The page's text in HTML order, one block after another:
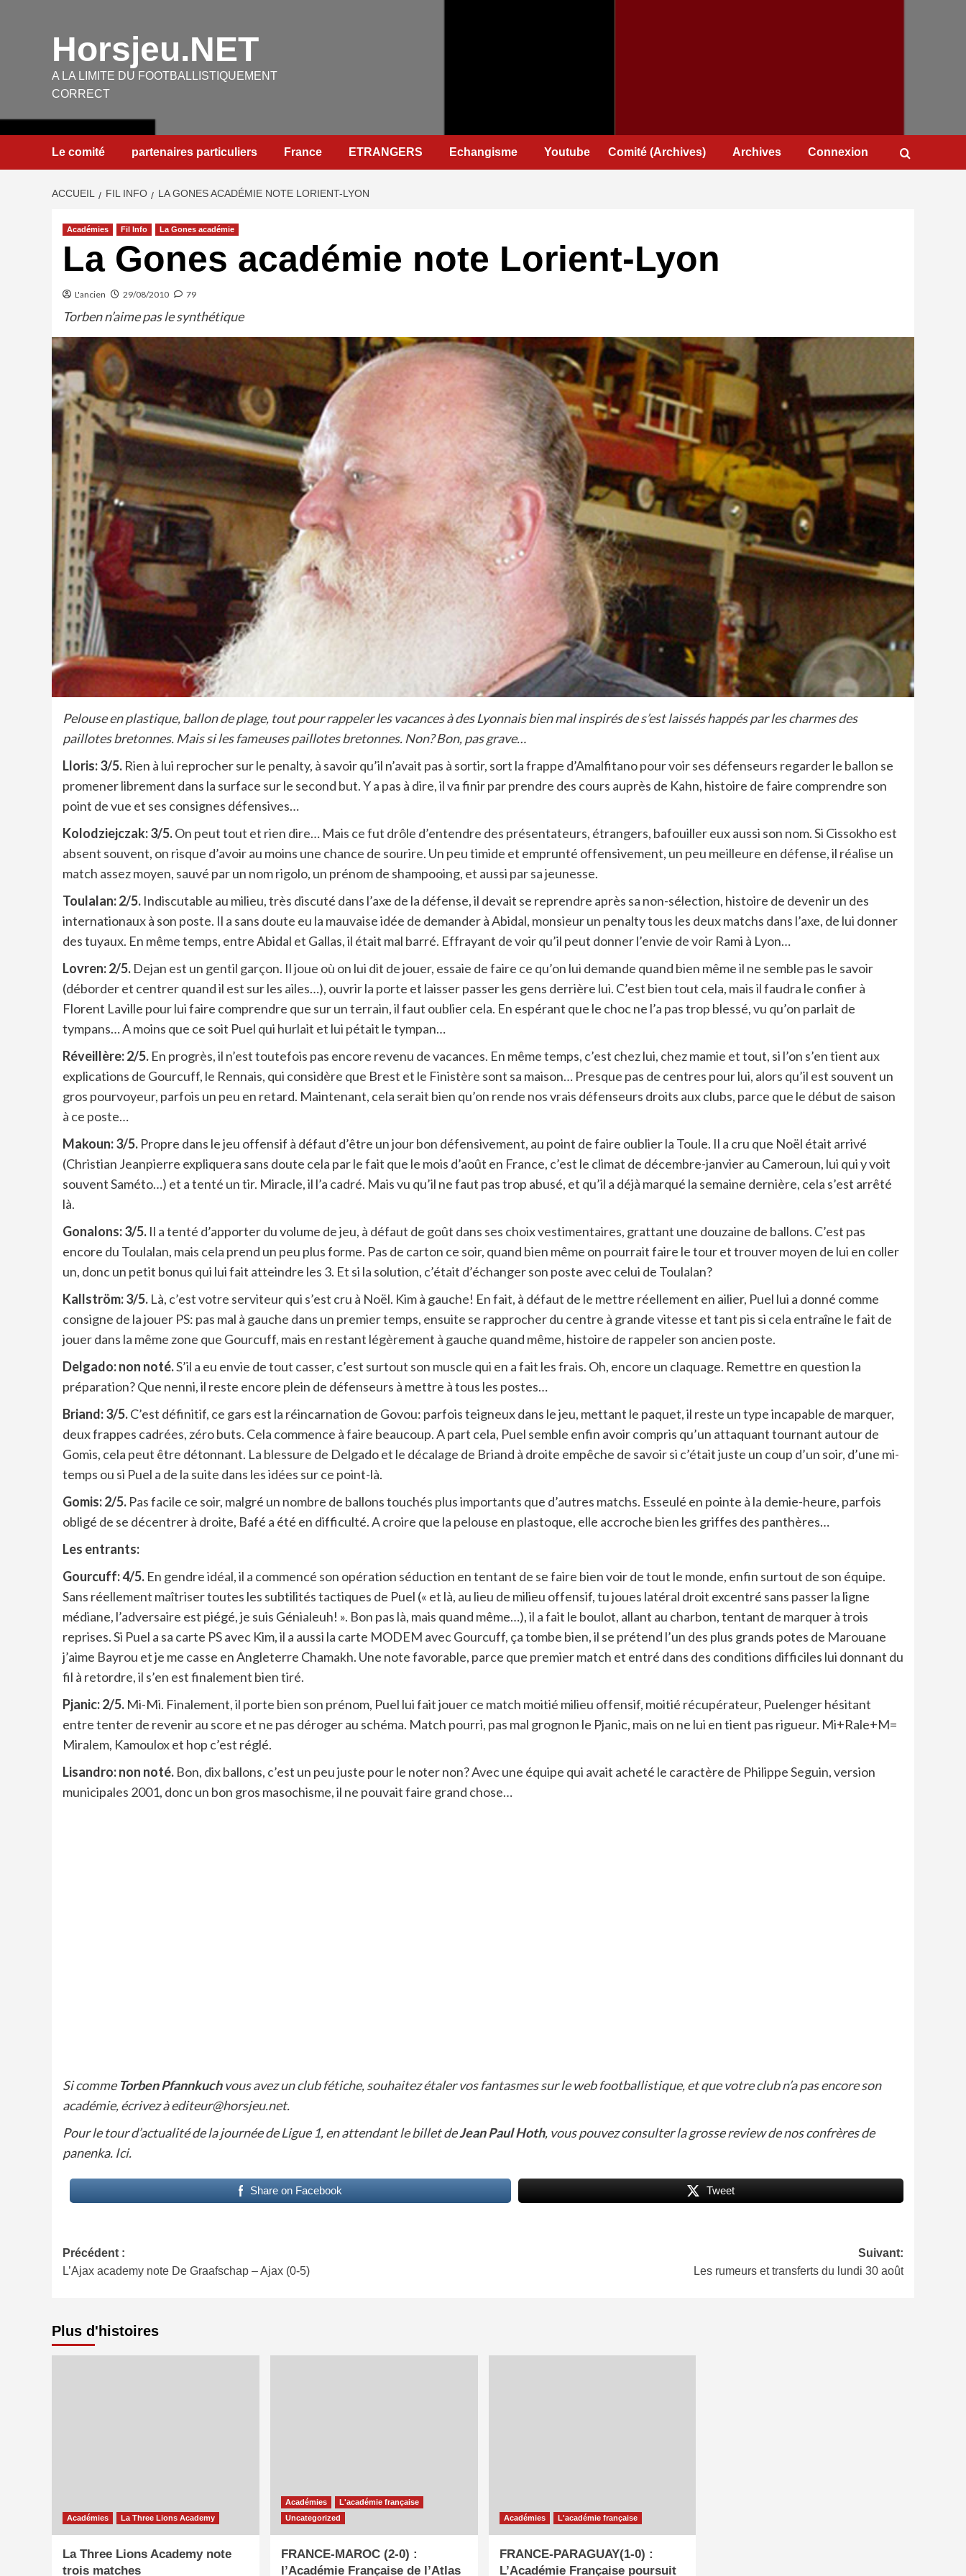
Horsjeu.NET
A LA LIMITE DU FOOTBALLISTIQUEMENT
CORRECT
Le comité partenaires particuliers France ETRANGERS Echangisme Youtube Comité (Archives) Archives Connexion
ACCUEIL FIL INFO LA GONES ACADÉMIE NOTE LORIENT-LYON
Académies Fil Info La Gones académie
La Gones académie note Lorient-Lyon
L'ancien 29/08/2010 79
Torben n’aime pas le synthétique
Pelouse en plastique, ballon de plage, tout pour rappeler les vacances à des Lyonnais bien mal inspirés de s’est laissés happés par les charmes des
paillotes bretonnes. Mais si les fameuses paillotes bretonnes. Non? Bon, pas grave…
Lloris: 3/5. Rien à lui reprocher sur le penalty, à savoir qu’il n’avait pas à sortir, sort la frappe d’Amalfitano pour voir ses défenseurs regarder le ballon se
promener librement dans la surface sur le second but. Y a pas à dire, il va finir par prendre des cours auprès de Kahn, histoire de faire comprendre son
point de vue et ses consignes défensives…
Kolodziejczak: 3/5.On peut tout et rien dire… Mais ce fut drôle d’entendre des présentateurs, étrangers, bafouiller eux aussi son nom. Si Cissokho est
absent souvent, on risque d’avoir au moins une chance de sourire. Un peu timide et emprunté offensivement, un peu meilleure en défense, il réalise un
match assez moyen, sauvé par un nom rigolo, un prénom de shampooing, et aussi par sa jeunesse.
Toulalan: 2/5. Indiscutable au milieu, très discuté dans l’axe de la défense, il devait se reprendre après sa non-sélection, histoire de devenir un des
internationaux à son poste. Il a sans doute eu la mauvaise idée de demander à Abidal, monsieur un penalty tous les deux matchs dans l’axe, de lui donner
des tuyaux. En même temps, entre Abidal et Gallas, il était mal barré. Effrayant de voir qu’il peut donner l’envie de voir Rami à Lyon…
Lovren: 2/5. Dejan est un gentil garçon. Il joue où on lui dit de jouer, essaie de faire ce qu’on lui demande quand bien même il ne semble pas le savoir
(déborder et centrer quand il est sur les ailes…), ouvrir la porte et laisser passer les gens derrière lui. C’est bien tout cela, mais il faudra le confier à
Florent Laville pour lui faire comprendre que sur un terrain, il faut oublier cela. En espérant que le choc ne l’a pas trop blessé, vu qu’on parlait de
tympans… A moins que ce soit Puel qui hurlait et lui pétait le tympan…
Réveillère: 2/5. En progrès, il n’est toutefois pas encore revenu de vacances. En même temps, c’est chez lui, chez mamie et tout, si l’on s’en tient aux
explications de Gourcuff, le Rennais, qui considère que Brest et le Finistère sont sa maison… Presque pas de centres pour lui, alors qu’il est souvent un
gros pourvoyeur, parfois un peu en retard. Maintenant, cela serait bien qu’on rende nos vrais défenseurs droits aux clubs, parce que le début de saison
à ce poste…
Makoun: 3/5. Propre dans le jeu offensif à défaut d’être un jour bon défensivement, au point de faire oublier la Toule. Il a cru que Noël était arrivé
(Christian Jeanpierre expliquera sans doute cela par le fait que le mois d’août en France, c’est le climat de décembre-janvier au Cameroun, lui qui y voit
souvent Saméto…) et a tenté un tir. Miracle, il l’a cadré. Mais vu qu’il ne faut pas trop abusé, et qu’il a déjà marqué la semaine dernière, cela s’est arrêté
là.
Gonalons: 3/5. Il a tenté d’apporter du volume de jeu, à défaut de goût dans ses choix vestimentaires, grattant une douzaine de ballons. C’est pas
encore du Toulalan, mais cela prend un peu plus forme. Pas de carton ce soir, quand bien même on pourrait faire le tour et trouver moyen de lui en coller
un, donc un petit bonus qui lui fait atteindre les 3. Et si la solution, c’était d’échanger son poste avec celui de Toulalan?
Kallström: 3/5. Là, c’est votre serviteur qui s’est cru à Noël. Kim à gauche! En fait, à défaut de le mettre réellement en ailier, Puel lui a donné comme
consigne de la jouer PS: pas mal à gauche dans un premier temps, ensuite se rapprocher du centre à grande vitesse et tant pis si cela entraîne le fait de
jouer dans la même zone que Gourcuff, mais en restant légèrement à gauche quand même, histoire de rappeler son ancien poste.
Delgado: non noté.S’il a eu envie de tout casser, c’est surtout son muscle qui en a fait les frais. Oh, encore un claquage. Remettre en question la
préparation? Que nenni, il reste encore plein de défenseurs à mettre à tous les postes…
Briand: 3/5.C’est définitif, ce gars est la réincarnation de Govou: parfois teigneux dans le jeu, mettant le paquet, il reste un type incapable de marquer,
deux frappes cadrées, zéro buts. Cela commence à faire beaucoup. A part cela, Puel semble enfin avoir compris qu’un attaquant tournant autour de
Gomis, cela peut être détonnant. La blessure de Delgado et le décalage de Briand à droite empêche de savoir si c’était juste un coup d’un soir, d’une mi-
temps ou si Puel a de la suite dans les idées sur ce point-là.
Gomis: 2/5. Pas facile ce soir, malgré un nombre de ballons touchés plus importants que d’autres matchs. Esseulé en pointe à la demie-heure, parfois
obligé de se décentrer à droite, Bafé a été en difficulté. A croire que la pelouse en plastoque, elle accroche bien les griffes des panthères…
Les entrants:
Gourcuff: 4/5. En gendre idéal, il a commencé son opération séduction en tentant de se faire bien voir de tout le monde, enfin surtout de son équipe.
Sans réellement maîtriser toutes les subtilités tactiques de Puel (« et là, au lieu de milieu offensif, tu joues latéral droit excentré sans passer la ligne
médiane, l’adversaire est piégé, je suis Génialeuh! ». Bon pas là, mais quand même…), il a fait le boulot, allant au charbon, tentant de marquer à trois
reprises. Si Puel a sa carte PS avec Kim, il a aussi la carte MODEM avec Gourcuff, ça tombe bien, il se prétend l’un des plus grands potes de Marouane
j’aime Bayrou et je me casse en Angleterre Chamakh. Une note favorable, parce que premier match et entré dans des conditions difficiles lui donnant du
fil à retordre, il s’en est finalement bien tiré.
Pjanic: 2/5. Mi-Mi. Finalement, il porte bien son prénom, Puel lui fait jouer ce match moitié milieu offensif, moitié récupérateur, Puelenger hésitant
entre tenter de revenir au score et ne pas déroger au schéma. Match pourri, pas mal grognon le Pjanic, mais on ne lui en tient pas rigueur. Mi+Rale+M=
Miralem, Kamoulox et hop c’est réglé.
Lisandro: non noté. Bon, dix ballons, c’est un peu juste pour le noter non? Avec une équipe qui avait acheté le caractère de Philippe Seguin, version
municipales 2001, donc un bon gros masochisme, il ne pouvait faire grand chose…
Si commeTorben Pfannkuchvous avez un club fétiche, souhaitez étaler vos fantasmes sur le web footballistique, et que votre club n’a pas encore son
académie, écrivez à editeur@horsjeu.net.
Pour le tour d’actualité de la journée de Ligue 1, en attendant le billet deJean Paul Hoth, vous pouvez consulterla grosse review de nos confrères de
panenka. Ici.
Share on Facebook Tweet
Navigation
d’article
Précédent :
L’Ajax academy note De Graafschap – Ajax (0-5)
Suivant:
Les rumeurs et transferts du lundi 30 août
Plus d'histoires
Académies La Three Lions Academy
La Three Lions Academy note
trois matches
Académies
L'académie française
Uncategorized
FRANCE-MAROC (2-0) :
l’Académie Française de l’Atlas
Académies L'académie française
FRANCE-PARAGUAY(1-0) :
L’Académie Française poursuit